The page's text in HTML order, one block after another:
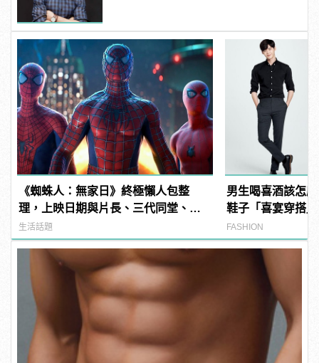
《蜘蛛人：無家日》終極懶人包整
理，上映日期與片長、三代同堂、湯
姆霍蘭德去向......
生活話題
男生喝喜酒該怎
鞋子「喜宴穿搭
FASHION